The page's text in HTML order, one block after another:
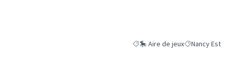
Filtrer les résultats de la
🎠 Aire de jeuxFiltrer les
Nancy Est